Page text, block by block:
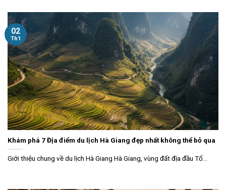
Khám phá 7 Địa điểm du lịch Hà Giang đẹp nhất không thể bỏ qua
Giới thiệu chung về du lịch Hà Giang Hà Giang, vùng đất địa đầu Tổ...
02
Th1